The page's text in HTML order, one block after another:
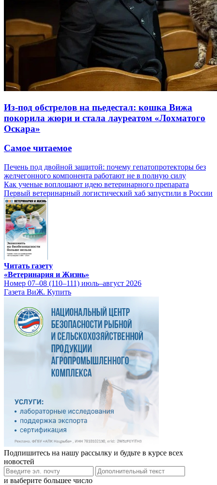
Из-под обстрелов на пьедестал: кошка Вижа
покорила жюри и стала лауреатом «Лохматого
Оскара»
Самое читаемое
Печень под двойной защитой: почему гепатопротекторы без
желчегонного компонента работают не в полную силу
Как ученые воплощают идею ветеринарного препарата
Первый ветеринарный логистический хаб запустили в России
Читать газету
«Ветеринария и Жизнь»
Номер 07–08 (110–111) июль–август 2026
Газета ВиЖ. Купить
Подпишитесь на нашу рассылку и будьте в курсе всех
новостей
и выберите большее число